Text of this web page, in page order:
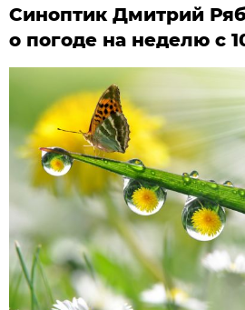
Синоптик Дмитрий
о погоде на неделю с